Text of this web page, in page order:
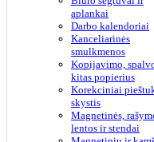
aplankai
Darbo kalendoriai
Kanceliarinės
smulkmenos
Kopijavimo,
kitas popierius
Korekciniai
skystis
Magnetinės,
lentos ir stendai